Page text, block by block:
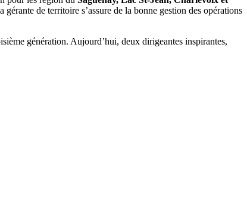
de territoire s’assure de la bonne gestion des opérations
génération. Aujourd’hui, deux dirigeantes inspirantes,